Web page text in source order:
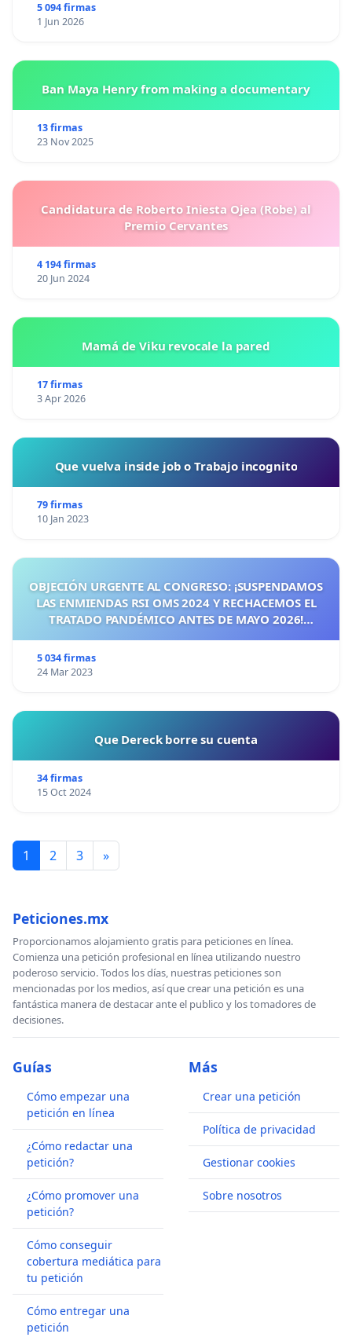
5 094 firmas
1 Jun 2026
Ban Maya Henry from making a documentary
13 firmas
23 Nov 2025
Candidatura de Roberto Iniesta Ojea (Robe) al
Premio Cervantes
4 194 firmas
20 Jun 2024
Mamá de Viku revocale la pared
17 firmas
3 Apr 2026
Que vuelva inside job o Trabajo incognito
79 firmas
10 Jan 2023
OBJECIÓN URGENTE AL CONGRESO: ¡SUSPENDAMOS
LAS ENMIENDAS RSI OMS 2024 Y RECHACEMOS EL
TRATADO PANDÉMICO ANTES DE MAYO 2026!
5 034 firmas
24 Mar 2023
Que Dereck borre su cuenta
34 firmas
15 Oct 2024
1 2 3 »
Peticiones.mx
Proporcionamos alojamiento gratis para peticiones en línea.
Comienza una petición profesional en línea utilizando nuestro
poderoso servicio. Todos los días, nuestras peticiones son
mencionadas por los medios, así que crear una petición es una
fantástica manera de destacar ante el publico y los tomadores de
decisiones.
Guías
Cómo empezar una
petición en línea
¿Cómo redactar una
petición?
¿Cómo promover una
petición?
Cómo conseguir
cobertura mediática para
tu petición
Cómo entregar una
petición
Más
Crear una petición
Política de privacidad
Gestionar cookies
Sobre nosotros